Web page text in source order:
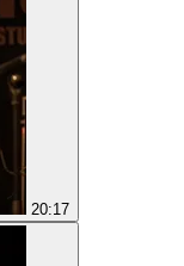
20:17